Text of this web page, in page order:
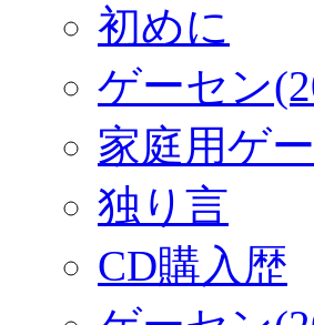
初めに
ゲーセン
家庭用ゲ
独り言
CD購入歴